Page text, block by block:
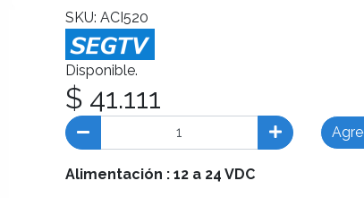
SKU: ACI520
Disponible.
$ 41.111
Alimentación : 12 a 24 VDC